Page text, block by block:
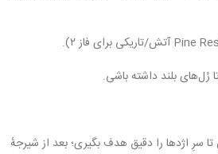
تا سرِ اژدها را دقیق هدف بگیری؛ بعد از شیرجهٔ